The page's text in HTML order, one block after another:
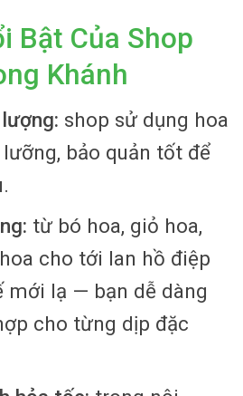
Bật Của Shop
Khánh
shop sử dụng hoa
bảo quản tốt để
từ bó hoa, giỏ hoa,
cho tới lan hồ điệp
mới lạ — bạn dễ dàng
cho từng dịp đặc